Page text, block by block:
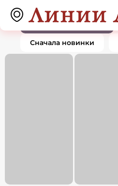
Кольца 0 товаров
По популярности
Сначала новинки